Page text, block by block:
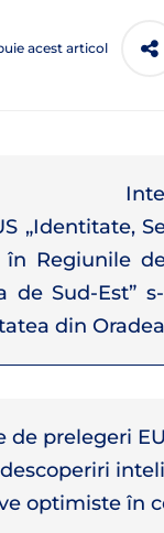
acest articol
„Identitate,
în Regiunile
de Sud-Est”
din Oradea
de prelegeri
optimiste în